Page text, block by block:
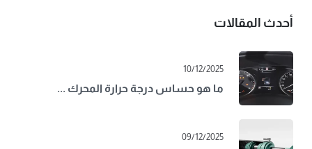
أحدث المقالات
10/12/2025
ما هو حساس درجة حرارة المحرك ...
09/12/2025